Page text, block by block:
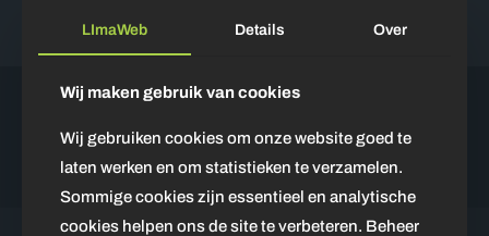
Reviews
LImaWeb Details Over
Wij maken gebruik van cookies
Wij gebruiken cookies om onze website goed te
laten werken en om statistieken te verzamelen.
Sommige cookies zijn essentieel en analytische
cookies helpen ons de site te verbeteren. Beheer